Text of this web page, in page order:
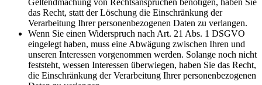
Geltendmachung von Rechtsansprüchen benötigen, haben Sie
das Recht, statt der Löschung die Einschränkung der
Verarbeitung Ihrer personenbezogenen Daten zu verlangen.
Wenn Sie einen Widerspruch nach Art. 21 Abs. 1 DSGVO
eingelegt haben, muss eine Abwägung zwischen Ihren und
unseren Interessen vorgenommen werden. Solange noch nicht
feststeht, wessen Interessen überwiegen, haben Sie das Recht,
die Einschränkung der Verarbeitung Ihrer personenbezogenen